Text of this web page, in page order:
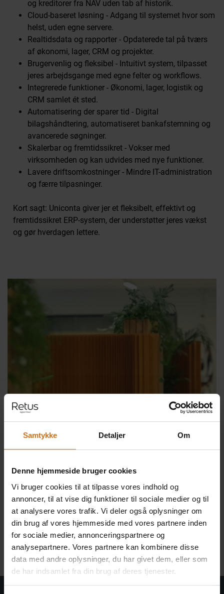
Samtykke Detaljer Om
Denne hjemmeside bruger cookies
Vi bruger cookies til at tilpasse vores indhold og
annoncer, til at vise dig funktioner til sociale medier og til
at analysere vores trafik. Vi deler også oplysninger om
din brug af vores hjemmeside med vores partnere inden
for sociale medier, annonceringspartnere og
analysepartnere. Vores partnere kan kombinere disse
data med andre oplysninger, du har givet dem, eller som
de har indsamlet fra din brug af deres tjenester.
og kreditorer fra NAV uden tab af historik.
Cloud-baseret løsning - Adgang til systemet hvor som
helst, uden egne servere.
Realtidsdata og rapporter - Opdaterede tal på tværs
af økonomi, lager, CRM og projekter.
Brugervenlig og fleksibel - Intuitivt system, tilpasset
jeres arbejdsgange med egne felter og workflows.
Integrerede funktioner - Økonomi, lager, logistik og
CRM samlet ét sted.
Automatisering der sparer tid - Digital
bilagshåndtering, automatiseret bankafstemning og
avancerede søgninger.
Skalerbar og fremtidssikret - Vokser med
virksomheden og kan udvides med nye funktioner.
Lavere driftsomkostninger - Mindre IT-administration
og færre tilpasninger.
Kort sagt: Uniconta giver jer et fleksibelt, effektivt og
fremtidssikret ERP-system, der understøtter jeres vækst
og gør hverdagen lettere.